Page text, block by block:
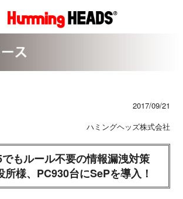
2017/09/21
ハミングヘッズ株式会社
もルール不要の情報漏洩対策
所様、PC930台にSePを導入！